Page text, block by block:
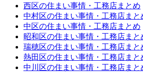
西区の住まい事情・工務店まとめ
中村区の住まい事情・工務店まと
中区の住まい事情・工務店まとめ
昭和区の住まい事情・工務店まと
瑞穂区の住まい事情・工務店まと
熱田区の住まい事情・工務店まと
中川区の住まい事情・工務店まと